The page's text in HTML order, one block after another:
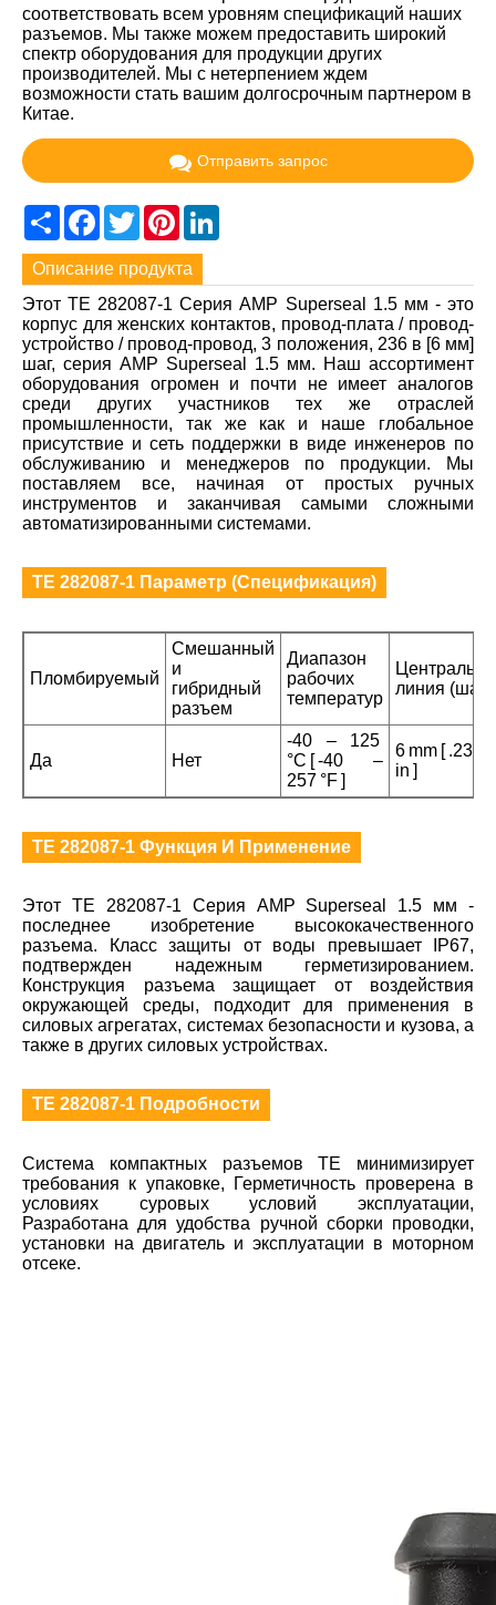
соответствовать всем уровням спецификаций наших
разъемов. Мы также можем предоставить широкий
спектр оборудования для продукции других
производителей. Мы с нетерпением ждем
возможности стать вашим долгосрочным партнером в
Китае.
Отправить запрос
ShareFacebook
TwitterPinterest
Описание продукта
Этот TE 282087-1 Серия AMP Superseal 1.5 мм - это
корпус для женских контактов, провод-плата / провод-
устройство / провод-провод, 3 положения, 236 в [6 мм]
шаг, серия AMP Superseal 1.5 мм. Наш ассортимент
оборудования огромен и почти не имеет аналогов
среди других участников тех же отраслей
промышленности, так же как и наше глобальное
присутствие и сеть поддержки в виде инженеров по
обслуживанию и менеджеров по продукции. Мы
поставляем все, начиная от простых ручных
инструментов и заканчивая самыми сложными
автоматизированными системами.
TE 282087-1 Параметр (Спецификация)
Пломбируемый
Смешанный
и
гибридный
разъем
Диапазон
рабочих
температур
линия (шаг
Да Нет
-40 – 125
°C [ -40 –
257 °F ]
6 mm [ .236
in ]
TE 282087-1 Функция И Применение
Этот TE 282087-1 Серия AMP Superseal 1.5 мм -
последнее изобретение высококачественного
разъема. Класс защиты от воды превышает IP67,
подтвержден надежным герметизированием.
Конструкция разъема защищает от воздействия
окружающей среды, подходит для применения в
силовых агрегатах, системах безопасности и кузова, а
также в других силовых устройствах.
TE 282087-1 Подробности
Система компактных разъемов TE минимизирует
требования к упаковке, Герметичность проверена в
условиях суровых условий эксплуатации,
Разработана для удобства ручной сборки проводки,
установки на двигатель и эксплуатации в моторном
отсеке.